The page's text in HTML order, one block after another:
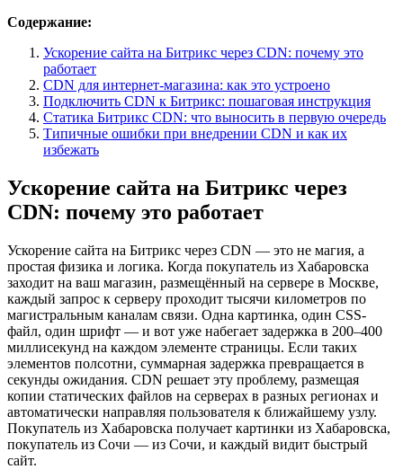
Содержание:
Ускорение сайта на Битрикс через CDN: почему это
работает
CDN для интернет-магазина: как это устроено
Подключить CDN к Битрикс: пошаговая инструкция
Статика Битрикс CDN: что выносить в первую очередь
Типичные ошибки при внедрении CDN и как их
избежать
Ускорение сайта на Битрикс через
CDN: почему это работает
Ускорение сайта на Битрикс через CDN — это не магия, а
простая физика и логика. Когда покупатель из Хабаровска
заходит на ваш магазин, размещённый на сервере в Москве,
каждый запрос к серверу проходит тысячи километров по
магистральным каналам связи. Одна картинка, один CSS-
файл, один шрифт — и вот уже набегает задержка в 200–400
миллисекунд на каждом элементе страницы. Если таких
элементов полсотни, суммарная задержка превращается в
секунды ожидания. CDN решает эту проблему, размещая
копии статических файлов на серверах в разных регионах и
автоматически направляя пользователя к ближайшему узлу.
Покупатель из Хабаровска получает картинки из Хабаровска,
покупатель из Сочи — из Сочи, и каждый видит быстрый
сайт.